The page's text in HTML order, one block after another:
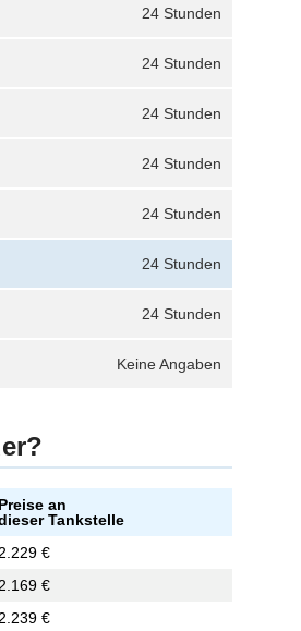
24 Stunden
24 Stunden
24 Stunden
24 Stunden
24 Stunden
24 Stunden
24 Stunden
Keine Angaben
Preise an
Tankstelle
2.229 €
2.169 €
2.239 €